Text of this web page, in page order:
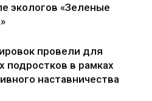
экологов «Зеленые
провели для
подростков в рамках
наставничества